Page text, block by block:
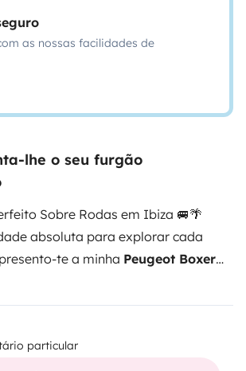
as nossas facilidades de
lhe o seu furgão
Sobre Rodas em Ibiza 🚐🌴
absoluta para explorar cada
te a minha Peugeot Boxer
de grande volume concebida para te
amplitude e conforto. É,
uma casa, mas com as melhores
que a torna especial?
particular